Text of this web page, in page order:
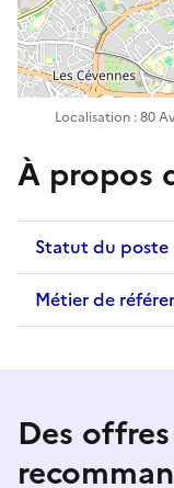
Localisation : 80
À propos
Statut du poste
Métier de
Des